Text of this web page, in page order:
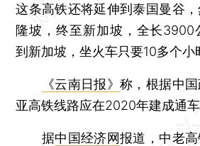
这条高铁还将延伸到泰国曼谷
隆坡，终至新加坡，全长3900
到新加坡，坐火车只要10多个小
《云南日报》称，根据中
亚高铁线路应在2020年建成通车
据中国经济网报道，中老